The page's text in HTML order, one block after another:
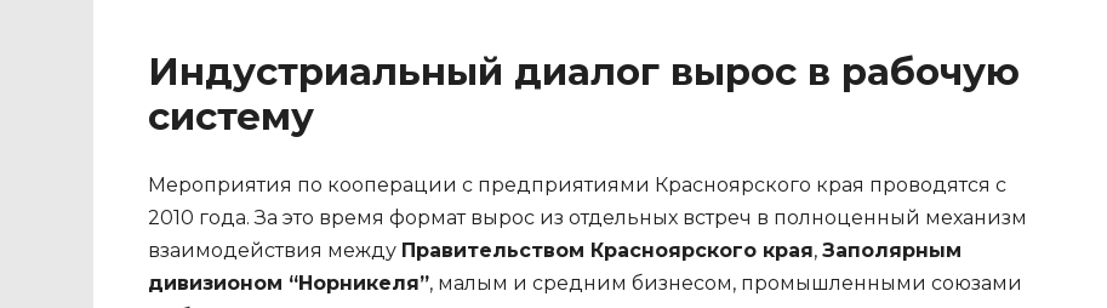
Индустриальный диалог вырос в рабочую
систему
Мероприятия по кооперации с предприятиями Красноярского края проводятся с
2010 года. За это время формат вырос из отдельных встреч в полноценный механизм
взаимодействия между Правительством Красноярского края, Заполярным
дивизионом “Норникеля”, малым и средним бизнесом, промышленными союзами